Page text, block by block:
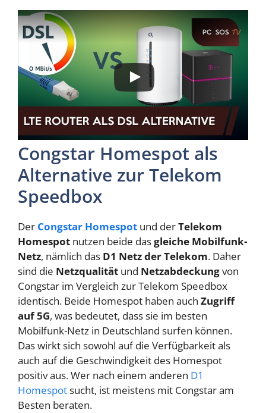
Congstar Homespot als
Alternative zur Telekom
Speedbox
Der Congstar Homespot und derTelekom
Homespot nutzen beide dasgleiche Mobilfunk-
Netz, nämlich das D1 Netz der Telekom. Daher
sind die Netzqualität und Netzabdeckungvon
Congstar im Vergleich zur Telekom Speedbox
identisch. Beide Homespot haben auch Zugriff
auf 5G, was bedeutet, dass sie im besten
Mobilfunk-Netz in Deutschland surfen können.
Das wirkt sich sowohl auf die Verfügbarkeit als
auch auf die Geschwindigkeit des Homespot
positiv aus. Wer nach einem anderen D1
Homespotsucht, ist meistens mit Congstar am
Besten beraten.